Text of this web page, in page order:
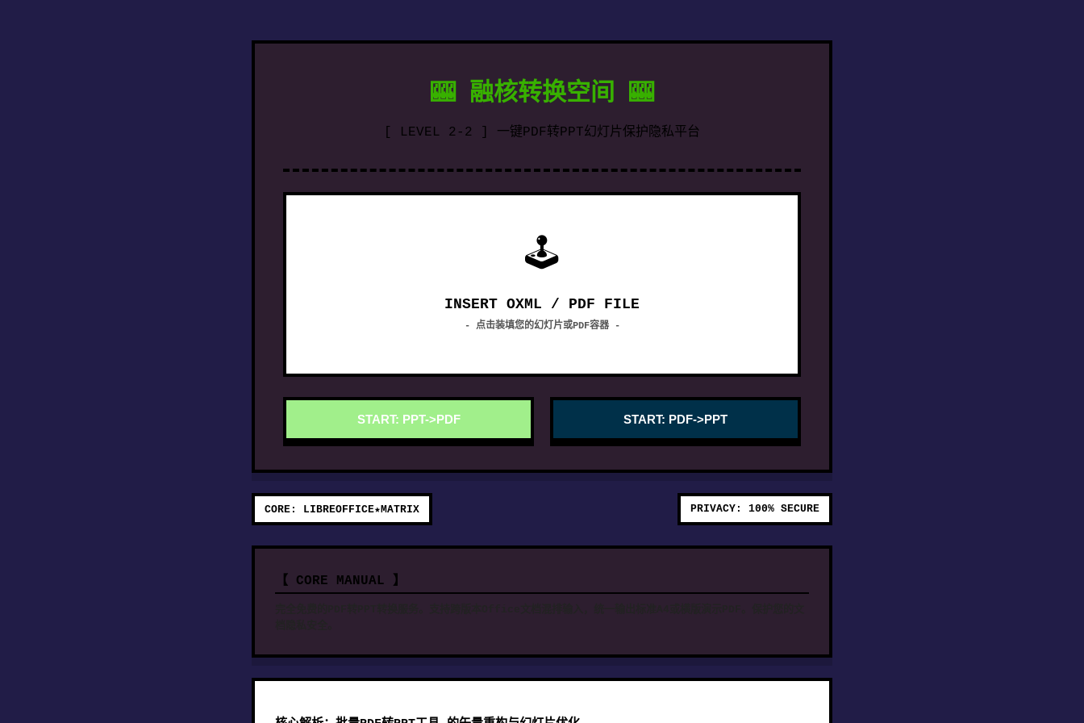
🎰 融核转换空间 🎰
[ LEVEL 2-2 ] 一键PDF转PPT幻灯片保护隐私平台
🕹
INSERT OXML / PDF FILE
- 点击装填您的幻灯片或PDF容器 -
START: PPT->PDF START: PDF->PPT
CORE: LIBREOFFICE★MATRIX PRIVACY: 100% SECURE
【 CORE MANUAL 】